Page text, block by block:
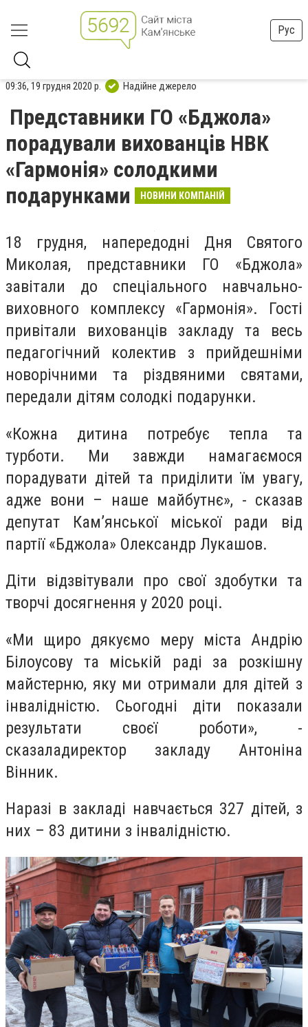
Рус
09:36, 19 грудня 2020 р. Надійне джерело
Представники ГО «Бджола»
порадували вихованців НВК
«Гармонія» солодкими
подарунками
НОВИНИ КОМПАНІЙ
18 грудня, напередодні Дня Святого
Миколая, представники ГО «Бджола»
завітали до спеціального навчально-
виховного комплексу «Гармонія». Гості
привітали вихованців закладу та весь
педагогічний колектив з прийдешніми
новорічними та різдвяними святами,
передали дітям солодкі подарунки.
«Кожна дитина потребує тепла та
турботи. Ми завжди намагаємося
порадувати дітей та приділити їм увагу,
адже вони – наше майбутнє», - сказав
депутат Кам’янської міської ради від
партії «Бджола» Олександр Лукашов.
Діти відзвітували про свої здобутки та
творчі досягнення у 2020 році.
«Ми щиро дякуємо меру міста Андрію
Білоусову та міській раді за розкішну
майстерню, яку ми отримали для дітей з
інвалідністю. Сьогодні діти показали
результати своєї роботи», -
сказаладиректор закладу Антоніна
Вінник.
Наразі в закладі навчається 327 дітей, з
них – 83 дитини з інвалідністю.